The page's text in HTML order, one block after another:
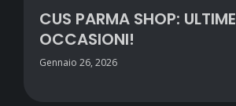
CUS PARMA SHOP: ULTIME
OCCASIONI!
Gennaio 26, 2026